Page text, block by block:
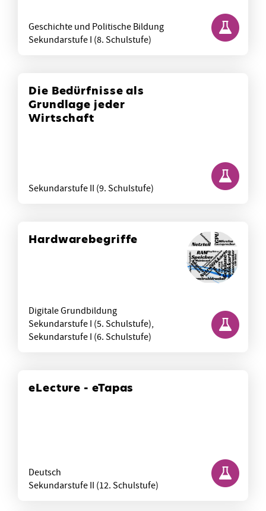
Geschichte und Politische Bildung
Sekundarstufe I (8. Schulstufe)
Die Bedürfnisse als
Grundlage jeder
Wirtschaft
Sekundarstufe II (9. Schulstufe)
Hardwarebegriffe
Digitale Grundbildung
Sekundarstufe I (5. Schulstufe),
Sekundarstufe I (6. Schulstufe)
eLecture - eTapas
Deutsch
Sekundarstufe II (12. Schulstufe)